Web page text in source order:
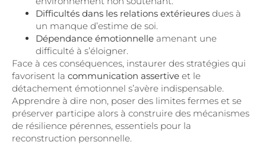
Difficultés dans les relations extérieures dues à
un manque d’estime de soi.
Dépendance émotionnelle amenant une
difficulté à s’éloigner.
Face à ces conséquences, instaurer des stratégies qui
favorisent la communication assertive et le
détachement émotionnel s’avère indispensable.
Apprendre à dire non, poser des limites fermes et se
préserver participe alors à construire des mécanismes
de résilience pérennes, essentiels pour la
reconstruction personnelle.